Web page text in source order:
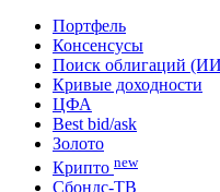
Войти Зарегистрироваться
Портфель
Консенсусы
Поиск облигаций (ИИ)
Кривые доходности
ЦФА